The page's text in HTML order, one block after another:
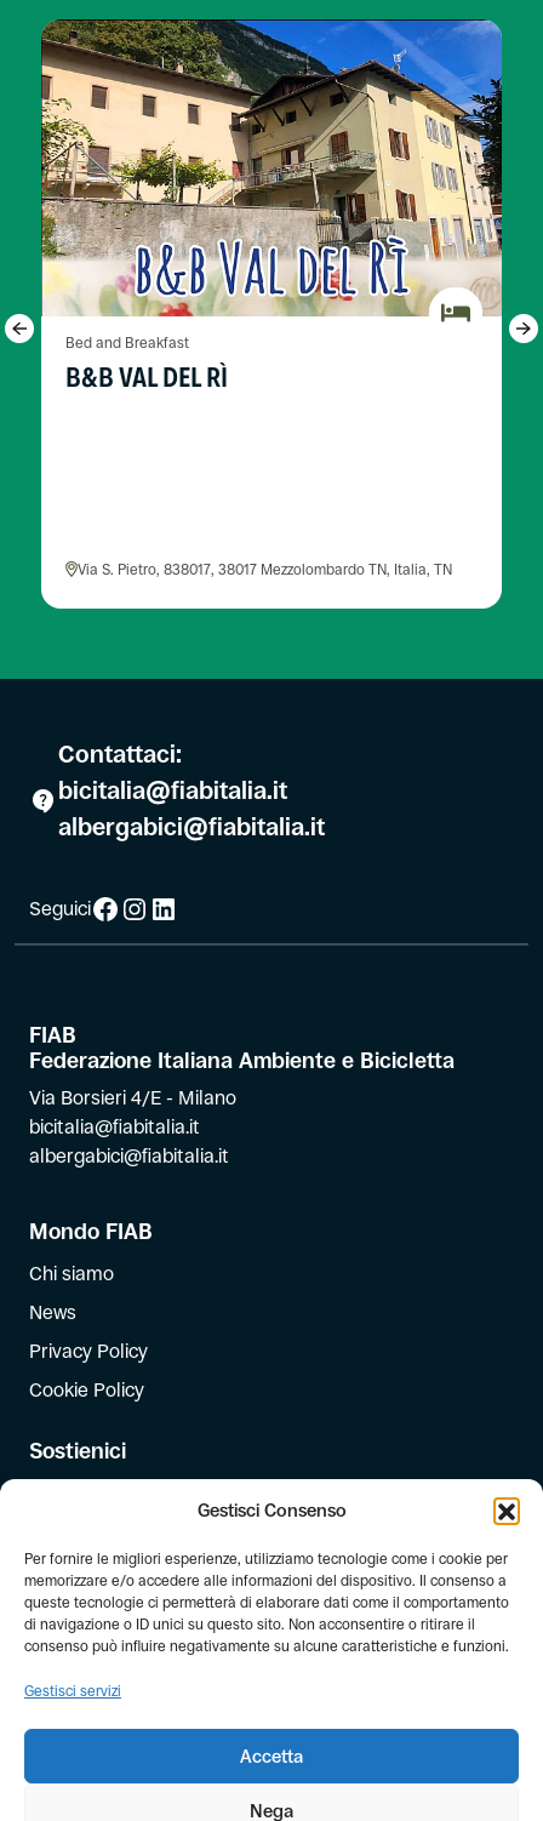
Gestisci Consenso
Per fornire le migliori esperienze, utilizziamo tecnologie come i cookie per
memorizzare e/o accedere alle informazioni del dispositivo. Il consenso a
queste tecnologie ci permetterà di elaborare dati come il comportamento
di navigazione o ID unici su questo sito. Non acconsentire o ritirare il
consenso può influire negativamente su alcune caratteristiche e funzioni.
Gestisci servizi
Accetta
Nega
Bed and Breakfast
B&B VAL DEL RÌ
Via S. Pietro, 838017, 38017 Mezzolombardo TN, Italia, TN
Contattaci:
bicitalia@fiabitalia.it
albergabici@fiabitalia.it
SeguiciFacebook
Instagram
LinkedIn
FIAB
Federazione Italiana Ambiente e Bicicletta
Via Borsieri 4/E - Milano
bicitalia@fiabitalia.it
albergabici@fiabitalia.it
Mondo FIAB
Chi siamo
News
Privacy Policy
Cookie Policy
Sostienici
Dona il 5 per mille
Newsletter